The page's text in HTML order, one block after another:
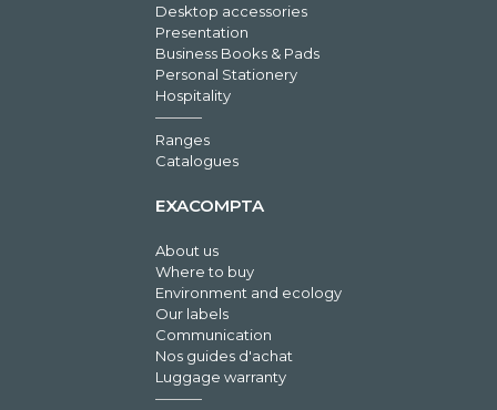
Desktop accessories
Presentation
Business Books & Pads
Personal Stationery
Hospitality
Ranges
Catalogues
EXACOMPTA
About us
Where to buy
Environment and ecology
Our labels
Communication
Nos guides d'achat
Luggage warranty